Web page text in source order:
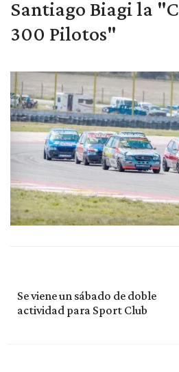
Santiago Biagi la
300 Pilotos"
Se viene un sábado de doble
actividad para Sport Club